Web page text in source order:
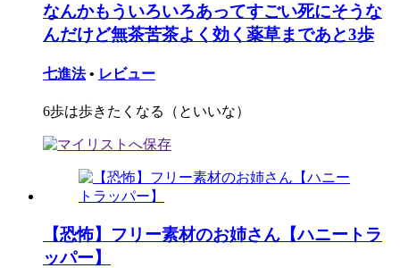
なんかもういろいろあってすごい死にそうな
んだけど無茶苦茶よく効く薬草まであと3歩
七進法 • レビュー
6歩は歩きたくなる（といいな）
【恐怖】フリー素材のお姉さん【ハニートラ
ッパー】